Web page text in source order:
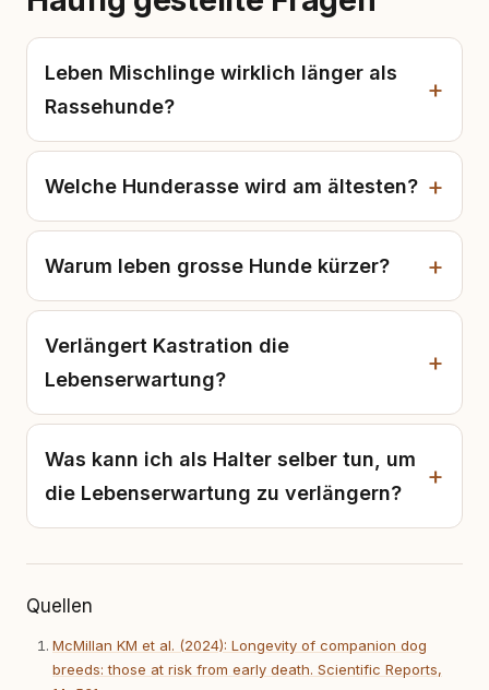
Leben Mischlinge wirklich länger als
Rassehunde?
Welche Hunderasse wird am ältesten?
Warum leben grosse Hunde kürzer?
Verlängert Kastration die
Lebenserwartung?
Was kann ich als Halter selber tun, um
die Lebenserwartung zu verlängern?
Quellen
McMillan KM et al. (2024): Longevity of companion dog
breeds: those at risk from early death. Scientific Reports,